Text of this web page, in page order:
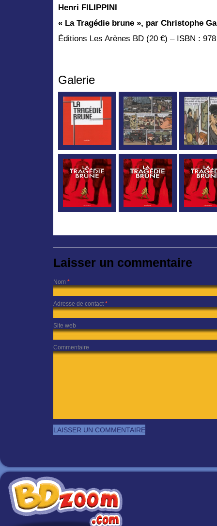
Henri FILIPPINI
« La Tragédie brune », par Christophe
Éditions Les Arènes BD (20 €) – ISBN :
Galerie
Laisser un commentaire
Nom *
Adresse de contact *
Site web
Commentaire